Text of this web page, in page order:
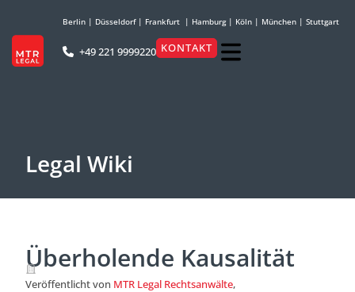
Berlin | Düsseldorf| Frankfurt | Hamburg| Köln | München | Stuttgart
+49 221 9999220 KONTAKT
Legal Wiki
Überholende Kausalität
Veröffentlicht von MTR Legal Rechtsanwälte,